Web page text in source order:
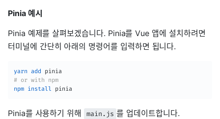
Pinia 예시
Pinia 예제를 살펴보겠습니다. Pinia를 Vue 앱에 설치하려면
터미널에 간단히 아래의 명령어를 입력하면 됩니다.
yarn add
# or with npm
npm install pinia
Pinia를 사용하기 위해 main.js 를 업데이트합니다.